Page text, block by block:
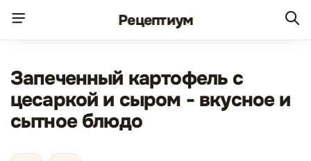
Рецептиум
Запеченный картофель с
цесаркой и сыром - вкусное и
сытное блюдо